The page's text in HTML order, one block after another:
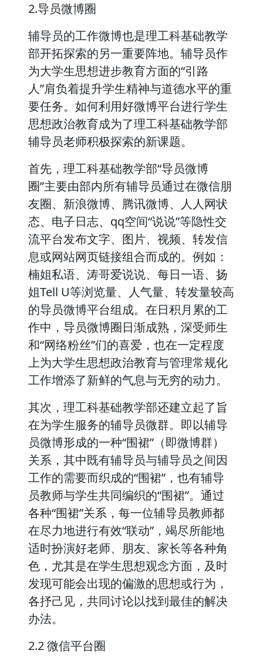
2.导员微博圈
辅导员的工作微博也是理工科基础教学
部开拓探索的另一重要阵地。辅导员作
为大学生思想进步教育方面的“引路
人”肩负着提升学生精神与道德水平的重
要任务。如何利用好微博平台进行学生
思想政治教育成为了理工科基础教学部
辅导员老师积极探索的新课题。
首先，理工科基础教学部“导员微博
圈”主要由部内所有辅导员通过在微信朋
友圈、新浪微博、腾讯微博、人人网状
态、电子日志、qq空间“说说”等隐性交
流平台发布文字、图片、视频、转发信
息或网站网页链接组合而成的。例如：
楠姐私语、涛哥爱说说、每日一语、扬
姐Tell U等浏览量、人气量、转发量较高
的导员微博平台组成。在日积月累的工
作中，导员微博圈日渐成熟，深受师生
和“网络粉丝”们的喜爱，也在一定程度
上为大学生思想政治教育与管理常规化
工作增添了新鲜的气息与无穷的动力。
其次，理工科基础教学部还建立起了旨
在为学生服务的辅导员微群。即以辅导
员微博形成的一种“围裙”（即微博群）
关系，其中既有辅导员与辅导员之间因
工作的需要而织成的“围裙”，也有辅导
员教师与学生共同编织的“围裙”。通过
各种“围裙”关系，每一位辅导员教师都
在尽力地进行有效“联动”，竭尽所能地
适时扮演好老师、朋友、家长等各种角
色，尤其是在学生思想观念方面，及时
发现可能会出现的偏激的思想或行为，
各抒己见，共同讨论以找到最佳的解决
办法。
2.2 微信平台圈